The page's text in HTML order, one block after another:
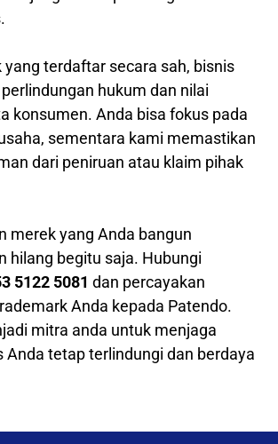
yang terdaftar secara sah, bisnis
hukum dan nilai
konsumen. Anda bisa fokus pada
sementara kami memastikan
dari peniruan atau klaim pihak
merek yang Anda bangun
hilang begitu saja. Hubungi
5122 5081 dan percayakan
Anda kepada Patendo.
mitra anda untuk menjaga
Anda tetap terlindungi dan berdaya